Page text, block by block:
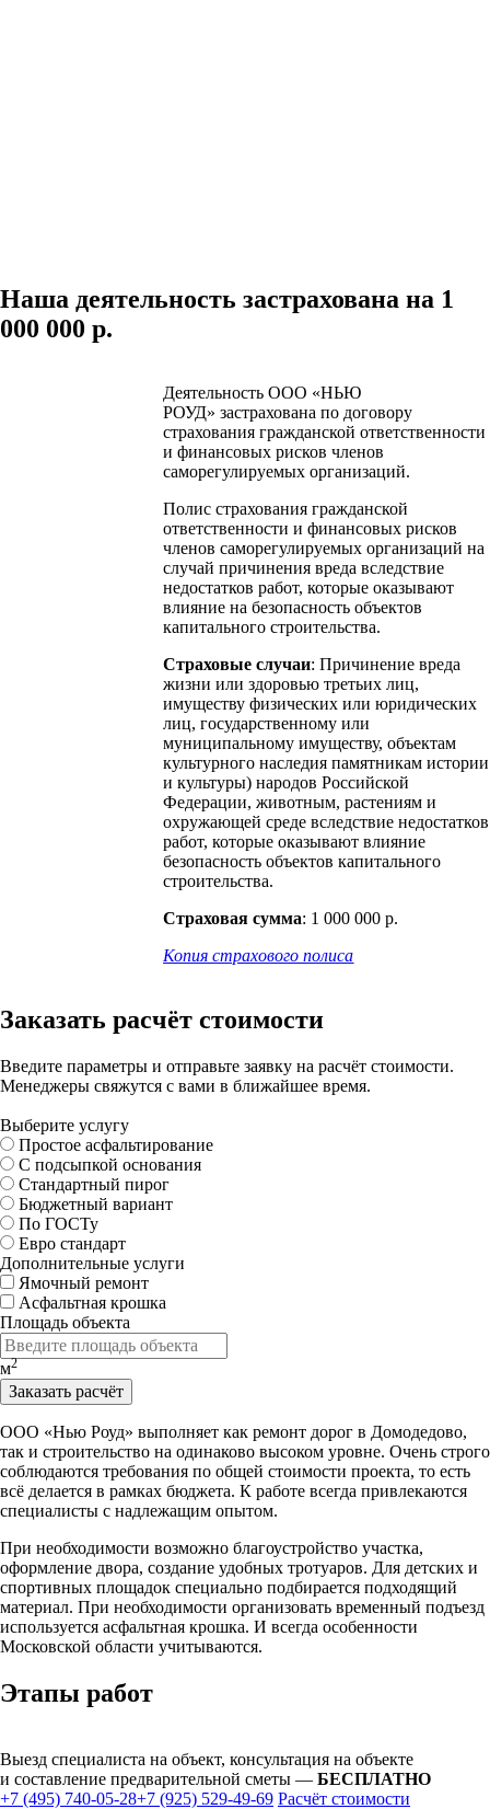
Наша деятельность застрахована на 1
000 000 р.
Деятельность ООО «НЬЮ
РОУД» застрахована по договору
страхования гражданской ответственности
и финансовых рисков членов
саморегулируемых организаций.
Полис страхования гражданской
ответственности и финансовых рисков
членов саморегулируемых организаций на
случай причинения вреда вследствие
недостатков работ, которые оказывают
влияние на безопасность объектов
капитального строительства.
Страховые случаи: Причинение вреда
жизни или здоровью третьих лиц,
имуществу физических или юридических
лиц, государственному или
муниципальному имуществу, объектам
культурного наследия памятникам истории
и культуры) народов Российской
Федерации, животным, растениям и
охружающей среде вследствие недостатков
работ, которые оказывают влияние
безопасность объектов капитального
строительства.
Страховая сумма: 1 000 000 р.
Копия страхового полиса
Заказать расчёт стоимости
Введите параметры и отправьте заявку на расчёт стоимости.
Менеджеры свяжутся с вами в ближайшее время.
Выберите услугу
Простое асфальтирование
С подсыпкой основания
Стандартный пирог
Бюджетный вариант
По ГОСТу
Евро стандарт
Дополнительные услуги
Ямочный ремонт
Асфальтная крошка
Площадь объекта
м2
Заказать расчёт
ООО «Нью Роуд» выполняет как ремонт дорог в Домодедово,
так и строительство на одинаково высоком уровне. Очень строго
соблюдаются требования по общей стоимости проекта, то есть
всё делается в рамках бюджета. К работе всегда привлекаются
специалисты с надлежащим опытом.
При необходимости возможно благоустройство участка,
оформление двора, создание удобных тротуаров. Для детских и
спортивных площадок специально подбирается подходящий
материал. При необходимости организовать временный подъезд
используется асфальтная крошка. И всегда особенности
Московской области учитываются.
Этапы работ
Выезд специалиста на объект, консультация на объекте
и составление предварительной сметы — БЕСПЛАТНО
+7 (495) 740-05-28+7 (925) 529-49-69 Расчёт стоимости